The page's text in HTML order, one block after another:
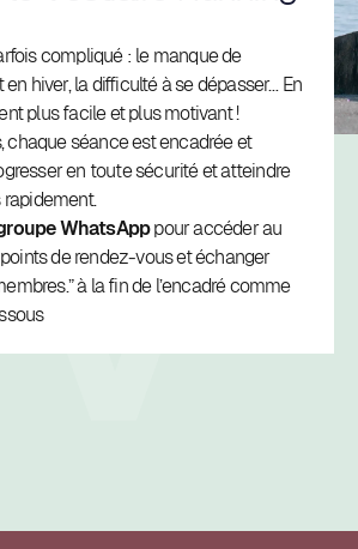
compliqué : le manque de
hiver, la difficulté à se dépasser… En
plus facile et plus motivant !
chaque séance est encadrée et
en toute sécurité et atteindre
WhatsApppour accéder au
de rendez-vous et échanger
à la fin de l’encadré comme